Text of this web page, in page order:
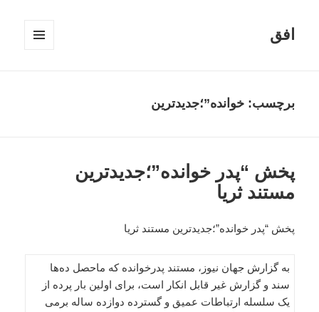
افق
برچسب:خوانده”؛جدیدترین
پخش “پدر خوانده”؛جدیدترین
مستند ثریا
پخش “پدر خوانده”؛جدیدترین مستند ثریا
به گزارش جهان نیوز، مستند پدرخوانده که ماحصل ده‌ها
سند و گزارش غیر قابل انکار است، برای اولین بار پرده از
یک سلسله ارتباطات عمیق و گسترده دوازده ساله برمی